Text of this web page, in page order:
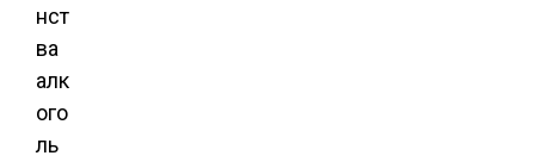
нст
ва
алк
ого
ль